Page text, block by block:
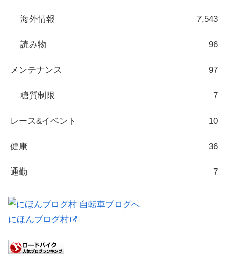
海外情報 7,543
読み物 96
メンテナンス 97
糖質制限 7
レース&イベント 10
健康 36
通勤 7
にほんブログ村